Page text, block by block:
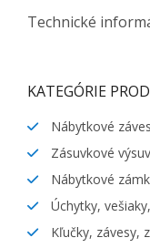
Technické
KATEGÓRIE
Nábytkové
Zásuvkové
Nábytkové
Úchytky,
Kľučky, závesy,